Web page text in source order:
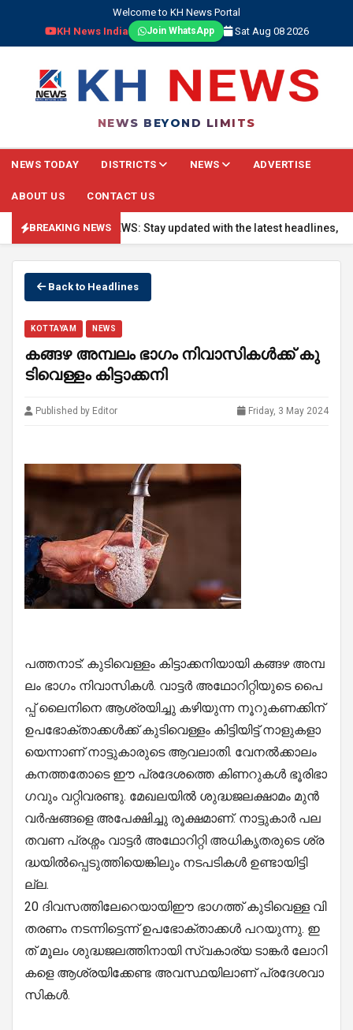
Welcome to KH News Portal
KH News India
Join WhatsApp Sat Aug 08 2026
NEWS BEYOND LIMITS
NEWS TODAY DISTRICTS NEWS ADVERTISE
ABOUT US CONTACT US
BREAKING NEWS
🔴 BREAKING NEWS: Stay updated with the latest headlines,
Back to Headlines
KOTTAYAM NEWS
ക​​ങ്ങ​​ഴ അ​​മ്പ​​ലം ഭാ​​ഗം നി​​വാ​​സി​​ക​​ൾ​​ക്ക് കു​​
ടി​​വെ​​ള്ളം കി​​ട്ടാ​​ക്ക​​നി
Published by Editor Friday, 3 May 2024
പ​​ത്ത​​നാ​​ട്: കു​​ടി​​വെ​​ള്ളം കി​​ട്ടാ​​ക്ക​​നി​​യാ​​യി ക​​ങ്ങ​​ഴ അ​​മ്പ​​
ലം ഭാ​​ഗം നി​​വാ​​സി​​ക​​ൾ. വാ​​ട്ട​​ർ അ​​ഥോ​​റി​​റ്റി​​യു​​ടെ പൈ​​
പ്പ് ലൈ​​നി​​നെ ആ​​ശ്ര​​യി​​ച്ചു ക​​ഴി​​യു​​ന്ന നൂ​​റു​​ക​​ണ​​ക്കി​​ന്
ഉ​​പ​​ഭോ​​ക്താ​​ക്ക​​ൾ​​ക്ക് കു​​ടി​​വെ​​ള്ളം കി​​ട്ടി​​യി​​ട്ട് നാ​​ളു​​ക​​ളാ​​
യെ​​ന്നാ​​ണ് നാ​​ട്ടു​​കാ​​രു​​ടെ ആ​​വ​​ലാ​​തി. വേ​​ന​​ൽ​​ക്കാ​​ലം
ക​​ന​​ത്ത​​തോ​​ടെ ഈ ​​പ്ര​​ദേ​​ശ​​ത്തെ കി​​ണ​​റു​​ക​​ൾ ഭൂ​​രി​​ഭാ​​
ഗ​​വും വ​​റ്റി​​വ​​ര​​ണ്ടു. മേ​​ഖ​​ല​​യി​​ൽ ശു​​ദ്ധ​​ജ​​ല​​ക്ഷാ​​മം മു​​ൻ
വ​​ർ​​ഷ​​ങ്ങ​​ളെ അ​​പേ​​ക്ഷി​​ച്ചു രൂ​​ക്ഷ​​മാ​​ണ്. നാ​​ട്ടു​​കാ​​ർ പ​​ല
ത​​വ​​ണ പ്ര​​ശ്നം വാ​​ട്ട​​ർ അ​​ഥോ​​റി​​റ്റി അ​​ധി​​കൃ​​ത​​രു​​ടെ ശ്ര​​
ദ്ധ​​യി​​ൽ​​പ്പെ​​ടു​​ത്തി​​യെ​​ങ്കി​​ലും ന​​ട​​പ​​ടി​​ക​​ൾ ഉ​​ണ്ടാ​​യി​​ട്ടി​​
ല്ല.
20 ദി​​വ​​സ​​ത്തി​​ലേ​​റെ​​യാ​​യിഈ ​​ഭാ​​ഗ​​ത്ത് കു​​ടി​​വെ​​ള്ള വി​​
ത​​ര​​ണം ന​​ട​​ന്നി​​ട്ടെ​​ന്ന് ഉ​​പ​​ഭോ​​ക്താ​​ക്ക​​ൾ പ​​റ​​യു​​ന്നു. ഇ​​
ത് മൂ​​ലം ശു​​ദ്ധ​​ജ​​ല​​ത്തി​​നാ​​യി സ്വ​​കാ​​ര്യ ടാ​​ങ്ക​​ർ ലോ​​റി​​
ക​​ളെ ആ​​ശ്ര​​യി​​ക്കേ​​ണ്ട അ​​വ​​സ്ഥ​​യി​​ലാ​​ണ് പ്ര​​ദേ​​ശ​​വാ​​
സി​​ക​​ൾ.